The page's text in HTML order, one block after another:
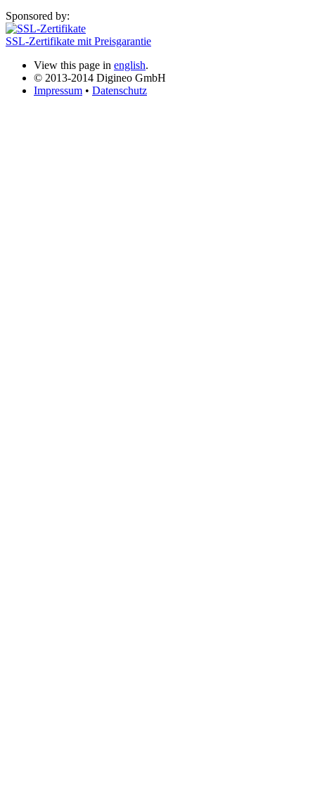
Sponsored by:
SSL-Zertifikate mit Preisgarantie
View this page in english.
© 2013-2014 Digineo GmbH
Impressum • Datenschutz